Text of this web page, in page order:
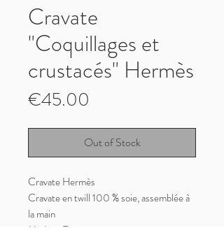
Cravate
"Coquillages et
crustacés" Hermès
€45.00
Out of Stock
Cravate Hermès
Cravate en twill 100 % soie, assemblée à
la main
Made in France